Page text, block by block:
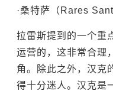
·桑特萨（Rares
拉雷斯提到的一个重
运营的，这非常合理
角。除此之外，汉克
得十分迷人。汉克是